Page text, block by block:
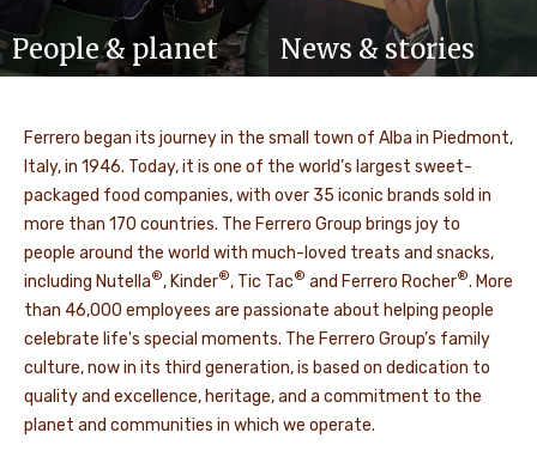
People & planet News & stories
Ferrero began its journey in the small town of Alba in Piedmont,
Italy, in 1946. Today, it is one of the world’s largest sweet-
packaged food companies, with over 35 iconic brands sold in
more than 170 countries. The Ferrero Group brings joy to
people around the world with much-loved treats and snacks,
including Nutella®, Kinder®, Tic Tac® and Ferrero Rocher®. More
than 46,000 employees are passionate about helping people
celebrate life's special moments. The Ferrero Group’s family
culture, now in its third generation, is based on dedication to
quality and excellence, heritage, and a commitment to the
planet and communities in which we operate.